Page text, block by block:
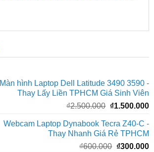
Màn hình Laptop Dell Latitude 3490 3590 -
Thay Lấy Liền TPHCM Giá Sinh Viên
₫2.500.000 Giá
là:
₫2.500.000.
₫1.500.000
Webcam Laptop Dynabook Tecra Z40-C -
Thay Nhanh Giá Rẻ TPHCM
₫600.000 Giá
₫300.000